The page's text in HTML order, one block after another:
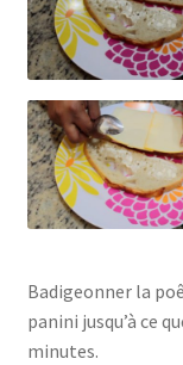
Badigeonner la
panini jusqu’à ce
minutes.